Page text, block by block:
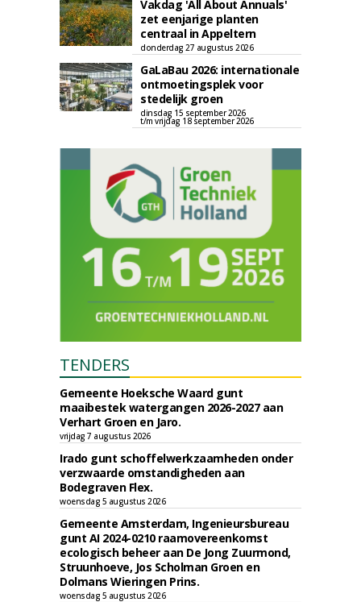
Vakdag 'All About Annuals'
zet eenjarige planten
centraal in Appeltern
donderdag 27 augustus 2026
GaLaBau 2026: internationale
ontmoetingsplek voor
stedelijk groen
dinsdag 15 september 2026
t/m vrijdag 18 september 2026
TENDERS
Gemeente Hoeksche Waard gunt
maaibestek watergangen 2026-2027 aan
Verhart Groen en Jaro.
vrijdag 7 augustus 2026
Irado gunt schoffelwerkzaamheden onder
verzwaarde omstandigheden aan
Bodegraven Flex.
woensdag 5 augustus 2026
Gemeente Amsterdam, Ingenieursbureau
gunt AI 2024-0210 raamovereenkomst
ecologisch beheer aan De Jong Zuurmond,
Struunhoeve, Jos Scholman Groen en
Dolmans Wieringen Prins.
woensdag 5 augustus 2026